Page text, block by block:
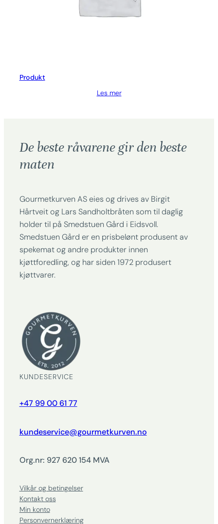
Produkt
Les mer
De beste råvarene gir den beste
maten
Gourmetkurven AS eies og drives av Birgit
Hårtveit og Lars Sandholtbråten som til daglig
holder til på Smedstuen Gård i Eidsvoll.
Smedstuen Gård er en prisbelønt produsent av
spekemat og andre produkter innen
kjøttforedling, og har siden 1972 produsert
kjøttvarer.
KUNDESERVICE
+47 99 00 61 77
kundeservice@gourmetkurven.no
Org.nr: 927 620 154 MVA
Vilkår og betingelser
Kontakt oss
Min konto
Personvernerklæring